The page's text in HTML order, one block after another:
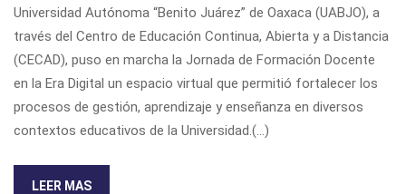
Universidad Autónoma “Benito Juárez” de Oaxaca (UABJO), a
través del Centro de Educación Continua, Abierta y a Distancia
(CECAD), puso en marcha la Jornada de Formación Docente
en la Era Digital un espacio virtual que permitió fortalecer los
procesos de gestión, aprendizaje y enseñanza en diversos
contextos educativos de la Universidad.(...)
LEER MAS